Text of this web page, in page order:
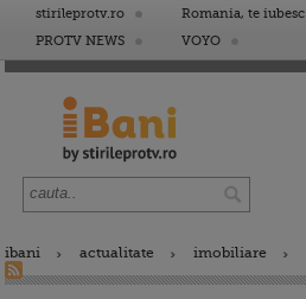
stirileprotv.ro Romania, te iubesc
PROTV NEWS
VOYO
ibani actualitate imobiliare